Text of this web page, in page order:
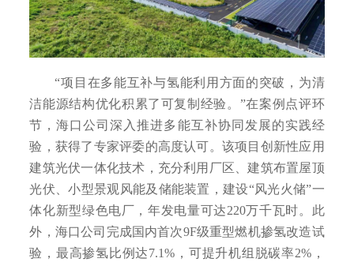
“项目在多能互补与氢能利用方面的突破，为清
洁能源结构优化积累了可复制经验。”在案例点评环
节，海口公司深入推进多能互补协同发展的实践经
验，获得了专家评委的高度认可。该项目创新性应用
建筑光伏一体化技术，充分利用厂区、建筑布置屋顶
光伏、小型景观风能及储能装置，建设“风光火储”一
体化新型绿色电厂，年发电量可达220万千瓦时。此
外，海口公司完成国内首次9F级重型燃机掺氢改造试
验，最高掺氢比例达7.1%，可提升机组脱碳率2%，